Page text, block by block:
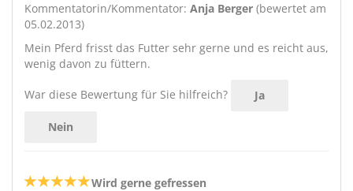
Kommentatorin/Kommentator: Anja Berger (bewertet am
05.02.2013)
Mein Pferd frisst das Futter sehr gerne und es reicht aus,
wenig davon zu füttern.
War diese Bewertung für Sie hilfreich? Ja
Nein
Wird gerne gefressen